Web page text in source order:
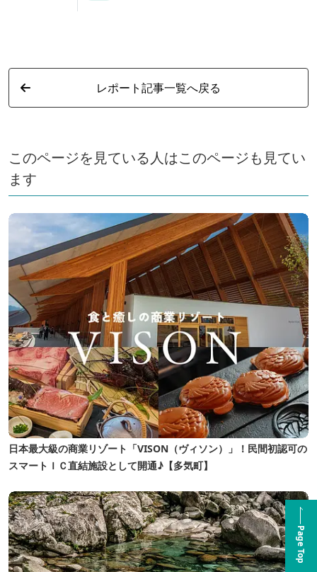
レポート記事一覧へ戻る
このページを見ている人はこのページも見てい
ます
日本最大級の商業リゾート「VISON（ヴィソン）」！民間初認可の
スマートＩＣ直結施設として開通♪【多気町】
Page Top